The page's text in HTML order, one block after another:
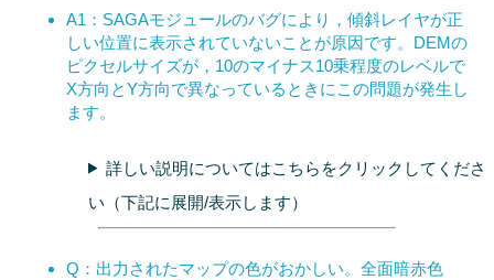
A1：SAGAモジュールのバグにより，傾斜レイヤが正
しい位置に表示されていないことが原因です。DEMの
ピクセルサイズが，10のマイナス10乗程度のレベルで
X方向とY方向で異なっているときにこの問題が発生し
ます。
詳しい説明についてはこちらをクリックしてくださ
い（下記に展開/表示します）
Q：出力されたマップの色がおかしい。全面暗赤色